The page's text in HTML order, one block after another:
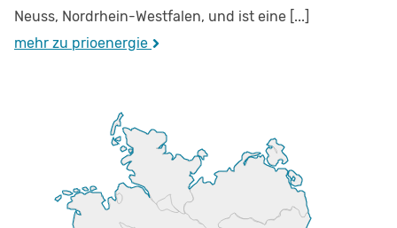
Neuss, Nordrhein-Westfalen, und ist eine [...]
mehr zu prioenergie